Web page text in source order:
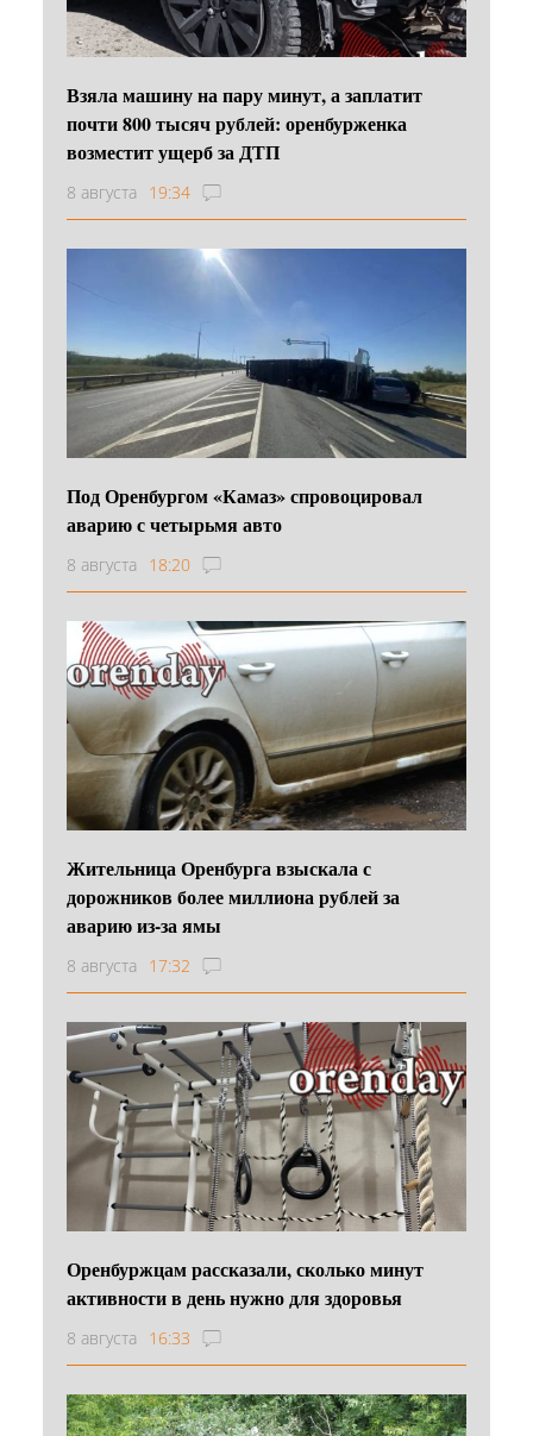
Взяла машину на пару минут, а заплатит
почти 800 тысяч рублей: оренбурженка
возместит ущерб за ДТП
8 августа 19:34
Под Оренбургом «Камаз» спровоцировал
аварию с четырьмя авто
8 августа 18:20
Жительница Оренбурга взыскала с
дорожников более миллиона рублей за
аварию из-за ямы
8 августа 17:32
Оренбуржцам рассказали, сколько минут
активности в день нужно для здоровья
8 августа 16:33